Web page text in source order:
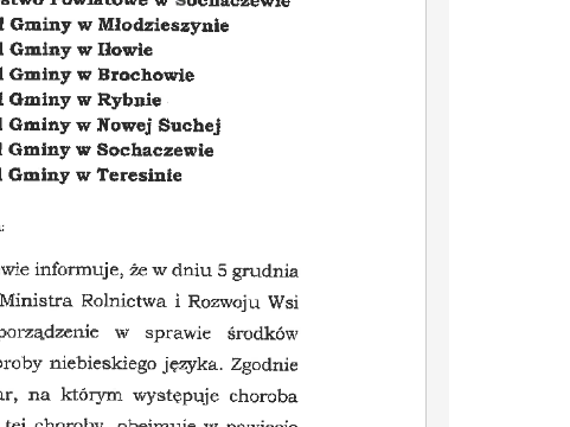
IŁÓW – MIASTO HISTORII, NATURY I NOWYCH MOŻLIWOŚCI